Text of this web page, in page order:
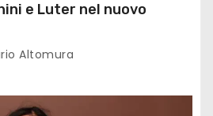
e Luter nel nuovo
Altomura